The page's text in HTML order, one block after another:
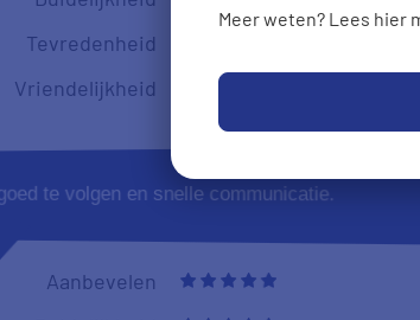
Meer weten? Lees hier
Tevredenheid
Vriendelijkheid
te volgen en snelle communicatie.
Aanbevelen